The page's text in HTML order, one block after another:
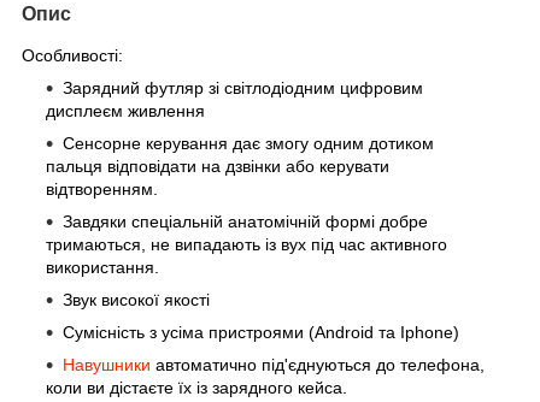
Опис
Особливості:
Зарядний футляр зі світлодіодним цифровим
дисплеєм живлення
Сенсорне керування дає змогу одним дотиком
пальця відповідати на дзвінки або керувати
відтворенням.
Завдяки спеціальній анатомічній формі добре
тримаються, не випадають із вух під час активного
використання.
Звук високої якості
Сумісність з усіма пристроями (Android та Iphone)
Навушники автоматично під'єднуються до телефона,
коли ви дістаєте їх із зарядного кейса.